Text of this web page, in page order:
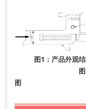
图1：产
图2：产品
图